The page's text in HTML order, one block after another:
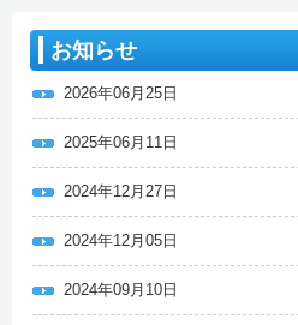
お知らせ
2026年06月25日
2025年06月11日
2024年12月27日
2024年12月05日
2024年09月10日